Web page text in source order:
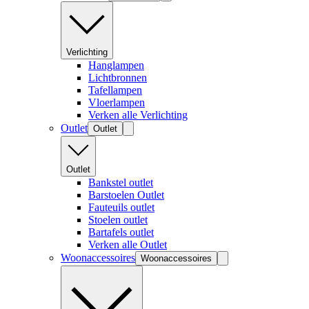
Verlichting
Hanglampen
Lichtbronnen
Tafellampen
Vloerlampen
Verken alle Verlichting
Outlet Outlet
Outlet
Bankstel outlet
Barstoelen Outlet
Fauteuils outlet
Stoelen outlet
Bartafels outlet
Verken alle Outlet
Woonaccessoires Woonaccessoires